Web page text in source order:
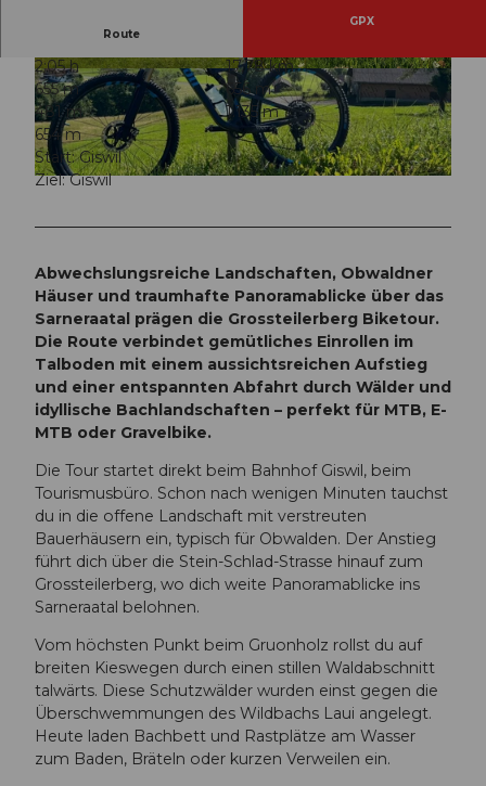
© Reto Wallimann, Bikegenoss Zentralschweiz
© Jessica Züger, Bikegenoss Zentralschweiz © Jessica Züger, Bikegenoss Zentralschweiz
Route
GPX
2:05 h
17,78 km
655 m
656 m
481 m
1.135 m
654 m
Start: Giswil
Ziel: Giswil
Abwechslungsreiche Landschaften, Obwaldner
Häuser und traumhafte Panoramablicke über das
Sarneraatal prägen die Grossteilerberg Biketour.
Die Route verbindet gemütliches Einrollen im
Talboden mit einem aussichtsreichen Aufstieg
und einer entspannten Abfahrt durch Wälder und
idyllische Bachlandschaften – perfekt für MTB, E-
MTB oder Gravelbike.
Die Tour startet direkt beim Bahnhof Giswil, beim
Tourismusbüro. Schon nach wenigen Minuten tauchst
du in die offene Landschaft mit verstreuten
Bauerhäusern ein, typisch für Obwalden. Der Anstieg
führt dich über die Stein-Schlad-Strasse hinauf zum
Grossteilerberg, wo dich weite Panoramablicke ins
Sarneraatal belohnen.
Vom höchsten Punkt beim Gruonholz rollst du auf
breiten Kieswegen durch einen stillen Waldabschnitt
talwärts. Diese Schutzwälder wurden einst gegen die
Überschwemmungen des Wildbachs Laui angelegt.
Heute laden Bachbett und Rastplätze am Wasser
zum Baden, Bräteln oder kurzen Verweilen ein.